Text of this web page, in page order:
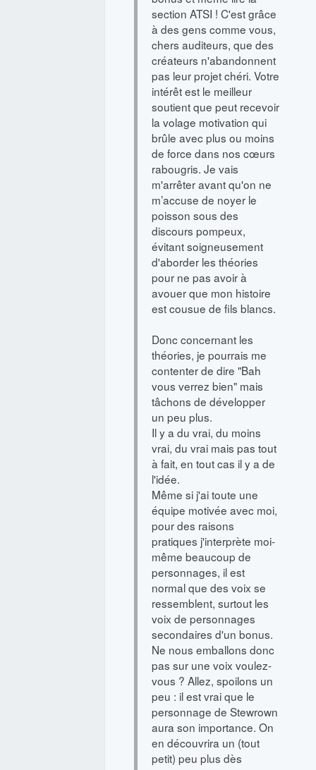
section ATSI ! C'est grâce
à des gens comme vous,
chers auditeurs, que des
créateurs n'abandonnent
pas leur projet chéri. Votre
intérêt est le meilleur
soutient que peut recevoir
la volage motivation qui
brûle avec plus ou moins
de force dans nos cœurs
rabougris. Je vais
m'arrêter avant qu'on ne
m’accuse de noyer le
poisson sous des
discours pompeux,
évitant soigneusement
d'aborder les théories
pour ne pas avoir à
avouer que mon histoire
est cousue de fils blancs.
Donc concernant les
théories, je pourrais me
contenter de dire "Bah
vous verrez bien" mais
tâchons de développer
un peu plus.
Il y a du vrai, du moins
vrai, du vrai mais pas tout
à fait, en tout cas il y a de
l'idée.
Même si j'ai toute une
équipe motivée avec moi,
pour des raisons
pratiques j'interprète moi-
même beaucoup de
personnages, il est
normal que des voix se
ressemblent, surtout les
voix de personnages
secondaires d'un bonus.
Ne nous emballons donc
pas sur une voix voulez-
vous ? Allez, spoilons un
peu : il est vrai que le
personnage de Stewrown
aura son importance. On
en découvrira un (tout
petit) peu plus dès